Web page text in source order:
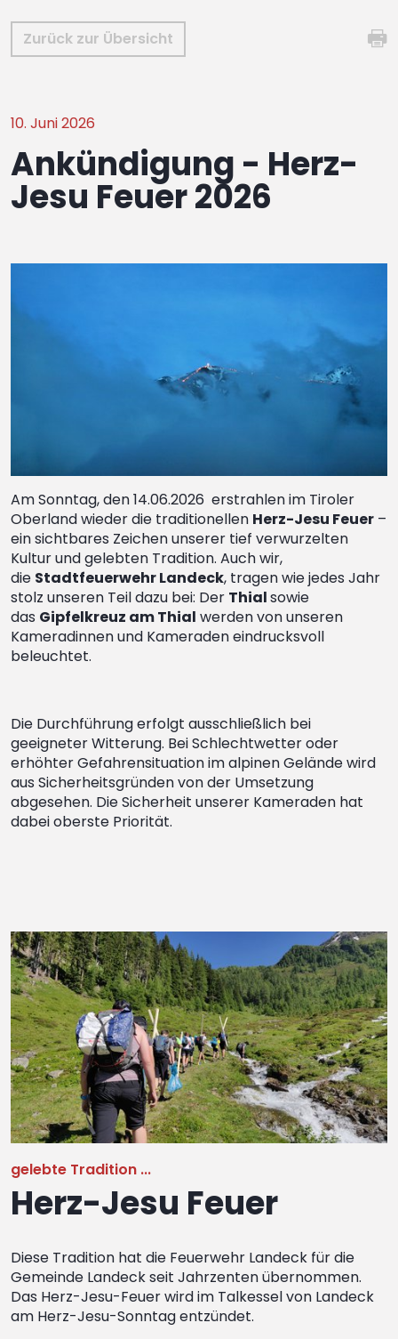
Zurück zur Übersicht
10. Juni 2026
Ankündigung - Herz-
Jesu Feuer 2026
Am Sonntag, den 14.06.2026 erstrahlen im Tiroler
Oberland wieder die traditionellen Herz-Jesu Feuer –
ein sichtbares Zeichen unserer tief verwurzelten
Kultur und gelebten Tradition. Auch wir,
die Stadtfeuerwehr Landeck, tragen wie jedes Jahr
stolz unseren Teil dazu bei: Der Thialsowie
das Gipfelkreuz am Thial werden von unseren
Kameradinnen und Kameraden eindrucksvoll
beleuchtet.
Die Durchführung erfolgt ausschließlich bei
geeigneter Witterung. Bei Schlechtwetter oder
erhöhter Gefahrensituation im alpinen Gelände wird
aus Sicherheitsgründen von der Umsetzung
abgesehen. Die Sicherheit unserer Kameraden hat
dabei oberste Priorität.
gelebte Tradition ...
Herz-Jesu Feuer
Diese Tradition hat die Feuerwehr Landeck für die
Gemeinde Landeck seit Jahrzenten übernommen.
Das Herz-Jesu-Feuer wird im Talkessel von Landeck
am Herz-Jesu-Sonntag entzündet.